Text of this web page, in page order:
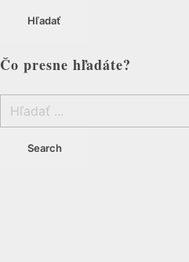
Hľadať
Čo presne hľadáte?